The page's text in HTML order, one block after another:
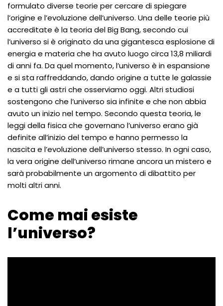
formulato diverse teorie per cercare di spiegare
l’origine e l’evoluzione dell’universo. Una delle teorie più
accreditate è la teoria del Big Bang, secondo cui
l’universo si è originato da una gigantesca esplosione di
energia e materia che ha avuto luogo circa 13,8 miliardi
di anni fa. Da quel momento, l’universo è in espansione
e si sta raffreddando, dando origine a tutte le galassie
e a tutti gli astri che osserviamo oggi. Altri studiosi
sostengono che l’universo sia infinite e che non abbia
avuto un inizio nel tempo. Secondo questa teoria, le
leggi della fisica che governano l’universo erano già
definite all’inizio del tempo e hanno permesso la
nascita e l’evoluzione dell’universo stesso. In ogni caso,
la vera origine dell’universo rimane ancora un mistero e
sarà probabilmente un argomento di dibattito per
molti altri anni.
Come mai esiste
l’universo?